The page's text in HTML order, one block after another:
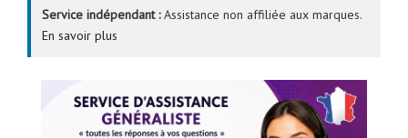
Service indépendant :Assistance non affiliée aux marques.
En savoir plus